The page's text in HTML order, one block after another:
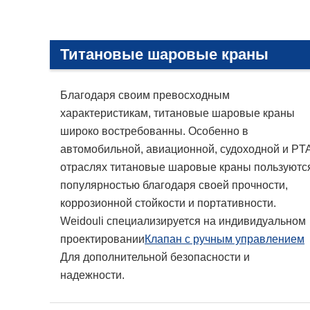
Титановые шаровые краны
Благодаря своим превосходным
характеристикам, титановые шаровые краны
широко востребованны. Особенно в
автомобильной, авиационной, судоходной и
отраслях титановые шаровые краны
популярностью благодаря своей прочности,
коррозионной стойкости и портативности.
Weidouli специализируется на индивидуальном
проектированииКлапан с ручным управлением
Для дополнительной безопасности и
надежности.